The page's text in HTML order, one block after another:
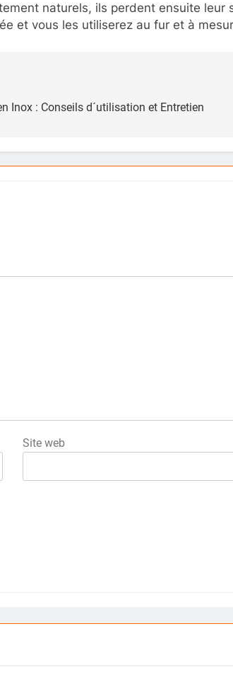
naturels, ils perdent ensuite leur
et vous les utiliserez au fur et à
Inox : Conseils d´utilisation et Entretien
Site web